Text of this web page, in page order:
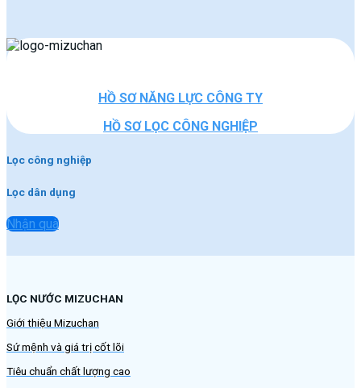
HỒ SƠ NĂNG LỰC CÔNG TY
HỒ SƠ LỌC CÔNG NGHIỆP
Lọc công nghiệp
Lọc dân dụng
Nhận quà
LỌC NƯỚC MIZUCHAN
Giới thiệu Mizuchan
Sứ mệnh và giá trị cốt lõi
Tiêu chuẩn chất lượng cao